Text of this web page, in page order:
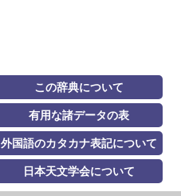
この辞典について
有用な諸データの表
外国語のカタカナ表記について
日本天文学会について